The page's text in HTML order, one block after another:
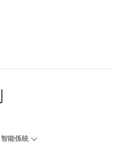
智能係統